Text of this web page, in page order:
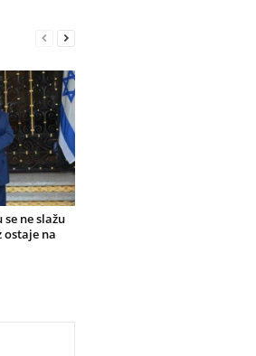
ne slažu
ostaje na